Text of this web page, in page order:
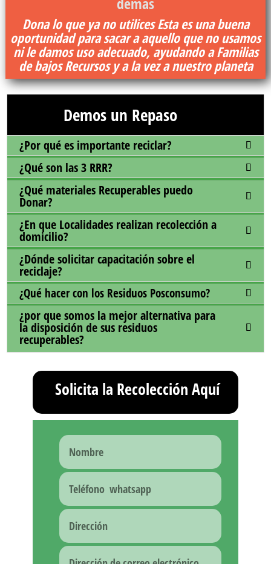
Dona lo que ya no utilices Esta es una buena
oportunidad para sacar a aquello que no usamos
ni le damos uso adecuado, ayudando a Familias
de bajos Recursos y a la vez a nuestro planeta
Demos un Repaso
¿Por qué es importante reciclar?
¿Qué son las 3 RRR?
¿Qué materiales Recuperables puedo
Donar?
¿En que Localidades realizan recolección a
domicilio?
¿Dónde solicitar capacitación sobre el
reciclaje?
¿Qué hacer con los Residuos Posconsumo?
¿por que somos la mejor alternativa para
la disposición de sus residuos
recuperables?
Solicita la Recolección Aquí